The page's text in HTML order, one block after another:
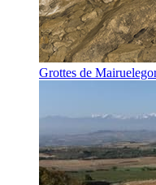
Grottes de